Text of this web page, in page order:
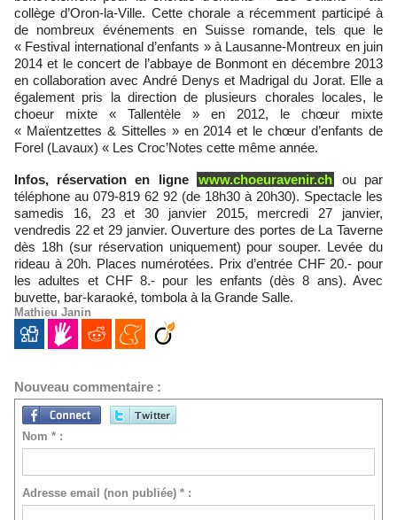
collège d’Oron-la-Ville. Cette chorale a récemment participé à
de nombreux événements en Suisse romande, tels que le
« Festival international d’enfants » à Lausanne-Montreux en juin
2014 et le concert de l’abbaye de Bonmont en décembre 2013
en collaboration avec André Denys et Madrigal du Jorat. Elle a
également pris la direction de plusieurs chorales locales, le
choeur mixte « Tallentèle » en 2012, le chœur mixte
« Maïentzettes & Sittelles » en 2014 et le chœur d’enfants de
Forel (Lavaux) « Les Croc’Notes cette même année.
Infos, réservation en ligne www.choeuravenir.ch
ou par
téléphone au 079-819 62 92 (de 18h30 à 20h30). Spectacle les
samedis 16, 23 et 30 janvier 2015, mercredi 27 janvier,
vendredis 22 et 29 janvier. Ouverture des portes de La Taverne
dès 18h (sur réservation uniquement) pour souper. Levée du
rideau à 20h. Places numérotées. Prix d’entrée CHF 20.- pour
les adultes et CHF 8.- pour les enfants (dès 8 ans). Avec
buvette, bar-karaoké, tombola à la Grande Salle.
Mathieu Janin
Nouveau commentaire :
Nom * :
Adresse email (non publiée) * :